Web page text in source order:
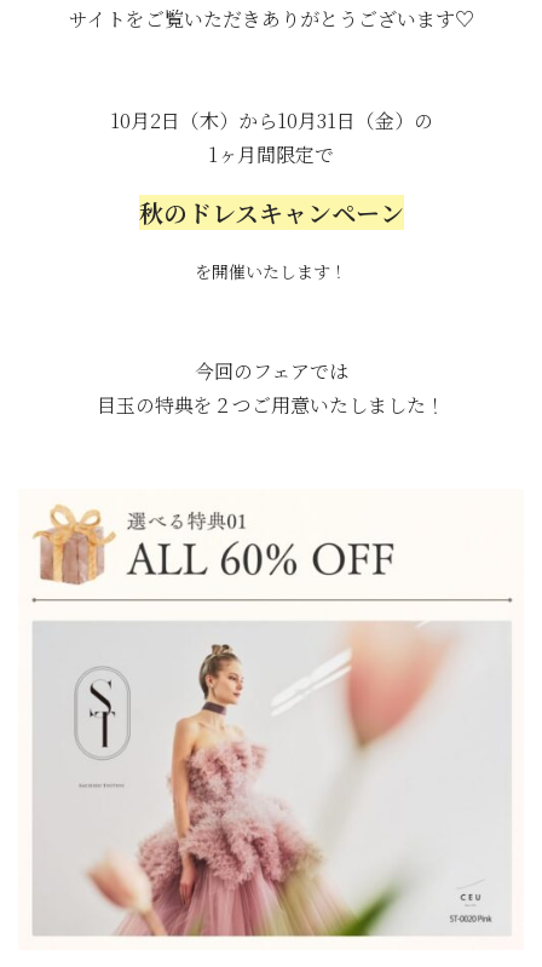
サイトをご覧いただきありがとうございます♡
10月2日（木）から10月31日（金）の
1ヶ月間限定で
秋のドレスキャンペーン
を開催いたします！
今回のフェアでは
目玉の特典を２つご用意いたしました！